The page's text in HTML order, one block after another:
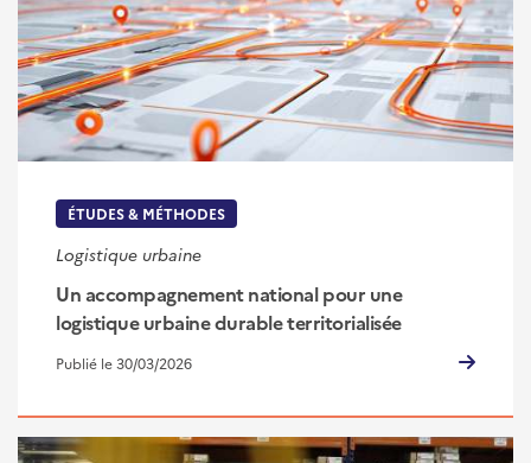
ÉTUDES & MÉTHODES
Logistique urbaine
Un accompagnement national pour une
logistique urbaine durable territorialisée
Publié le 30/03/2026